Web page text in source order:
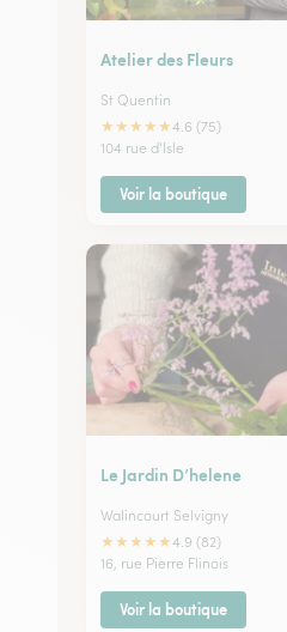
Atelier des Fleurs
St Quentin
★★★★★4.6 (75)
104 rue d'Isle
Voir la boutique
Le Jardin D’helene
Walincourt Selvigny
★★★★★4.9 (82)
16, rue Pierre Flinois
Voir la boutique